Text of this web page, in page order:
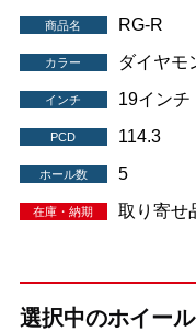
商品名 RG-R
カラー ダイヤモ
インチ 19インチ
PCD 114.3
ホール数 5
在庫・納期 取り寄せ
選択中のホイー